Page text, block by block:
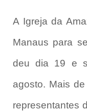
A Igreja da
Manaus para
deu dia 19 e
agosto. Mais
representantes